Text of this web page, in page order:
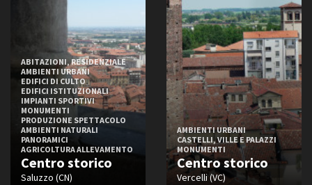
ABITAZIONI, RESIDENZIALE
AMBIENTI URBANI
EDIFICI DI CULTO
EDIFICI ISTITUZIONALI
IMPIANTI SPORTIVI
MONUMENTI
PRODUZIONE SPETTACOLO
AMBIENTI NATURALI
PANORAMICI
AGRICOLTURA ALLEVAMENTO
Centro storico
Saluzzo (CN)
AMBIENTI URBANI
CASTELLI, VILLE E PALAZZI
MONUMENTI
Centro storico
Vercelli (VC)